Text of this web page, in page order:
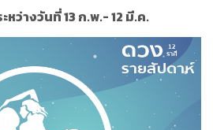
หว่างวันที่ 13 ก.พ.- 12 มี.ค.